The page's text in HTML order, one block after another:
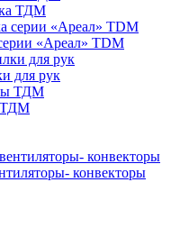
ТДМ
«Ареал» TDM
для рук
ТДМ
конвекторы